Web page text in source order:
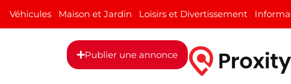
Véhicules Maison et Jardin Loisirs et Divertissement
Publier une annonce